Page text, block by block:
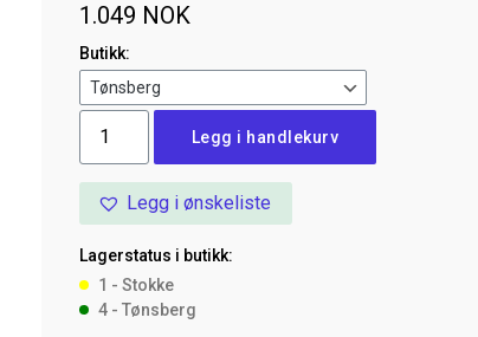
1.049 NOK
Butikk:
Dailycare
Sensitive
Joints
kg
antall
Legg i handlekurv
Legg i ønskeliste
Lagerstatus i butikk:
1 - Stokke
4 - Tønsberg